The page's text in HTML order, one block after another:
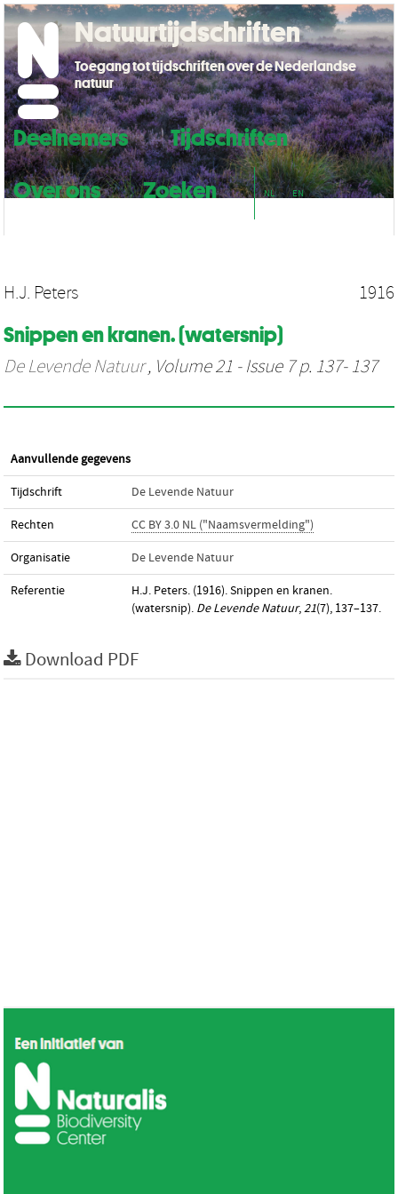
Deelnemers
Tijdschriften
Over ons
Zoeken NL EN
Natuurtijdschriften
Toegang tot tijdschriften over de Nederlandse
natuur
H.J. Peters 1916
Snippen en kranen. (watersnip)
De Levende Natuur, Volume 21 - Issue 7 p. 137- 137
Aanvullende gegevens
Tijdschrift De Levende Natuur
Rechten CC BY 3.0 NL ("Naamsvermelding")
Organisatie De Levende Natuur
Referentie
H.J. Peters. (1916). Snippen en kranen.
(watersnip). De Levende Natuur,21(7), 137–137.
Download PDF